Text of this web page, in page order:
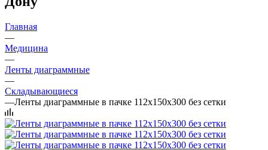
Главная
—
Медицина
—
Ленты диаграммные
—
Складывающиеся
—Ленты диаграммные в пачке 112х150х300 без сетки